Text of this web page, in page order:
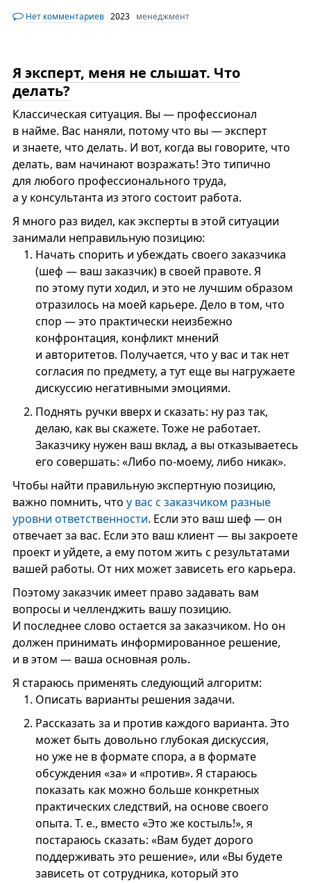
Нет комментариев 2023 менеджмент
Я эксперт, меня не слышат. Что
делать?
Классическая ситуация. Вы — профессионал
в найме. Вас наняли, потому что вы — эксперт
и знаете, что делать. И вот, когда вы говорите, что
делать, вам начинают возражать! Это типично
для любого профессионального труда,
а у консультанта из этого состоит работа.
Я много раз видел, как эксперты в этой ситуации
занимали неправильную позицию:
Начать спорить и убеждать своего заказчика
(шеф — ваш заказчик) в своей правоте. Я
по этому пути ходил, и это не лучшим образом
отразилось на моей карьере. Дело в том, что
спор — это практически неизбежно
конфронтация, конфликт мнений
и авторитетов. Получается, что у вас и так нет
согласия по предмету, а тут еще вы нагружаете
дискуссию негативными эмоциями.
Поднять ручки вверх и сказать: ну раз так,
делаю, как вы скажете. Тоже не работает.
Заказчику нужен ваш вклад, а вы отказываетесь
его совершать: «Либо по-моему, либо никак».
Чтобы найти правильную экспертную позицию,
важно помнить, что у вас с заказчиком разные
уровни ответственности. Если это ваш шеф — он
отвечает за вас. Если это ваш клиент — вы закроете
проект и уйдете, а ему потом жить с результатами
вашей работы. От них может зависеть его карьера.
Поэтому заказчик имеет право задавать вам
вопросы и челленджить вашу позицию.
И последнее слово остается за заказчиком. Но он
должен принимать информированное решение,
и в этом — ваша основная роль.
Я стараюсь применять следующий алгоритм:
Описать варианты решения задачи.
Рассказать за и против каждого варианта. Это
может быть довольно глубокая дискуссия,
но уже не в формате спора, а в формате
обсуждения «за» и «против». Я стараюсь
показать как можно больше конкретных
практических следствий, на основе своего
опыта. Т. е., вместо «Это же костыль!», я
постараюсь сказать: «Вам будет дорого
поддерживать это решение», или «Вы будете
зависеть от сотрудника, который это